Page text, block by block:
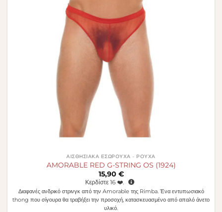
ΑΙΣΘΗΣΙΑΚΆ ΕΣΏΡΟΥΧΑ - ΡΟΎΧΑ
AMORABLE RED G-STRING OS (1924)
15,90 €
Κερδίστε 16 ❤️.
Διαφανές ανδρικό στρινγκ από την Amorable της Rimba. Ένα εντυπωσιακό
thong που σίγουρα θα τραβήξει την προσοχή, κατασκευασμένο από απαλό άνετο
υλικό.